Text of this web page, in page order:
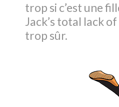
trop si c’est une
Jack’s total lack
trop sûr.